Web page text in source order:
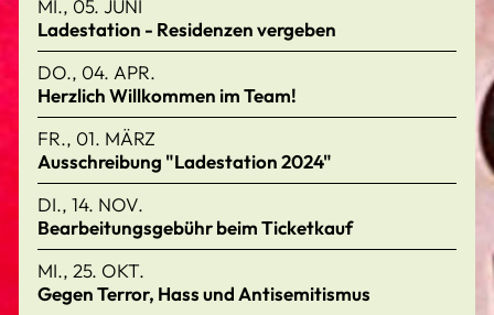
MI., 05. JUNI
Ladestation - Residenzen vergeben
DO., 04. APR.
Herzlich Willkommen im Team!
FR., 01. MÄRZ
Ausschreibung "Ladestation 2024"
DI., 14. NOV.
Bearbeitungsgebühr beim Ticketkauf
MI., 25. OKT.
Gegen Terror, Hass und Antisemitismus